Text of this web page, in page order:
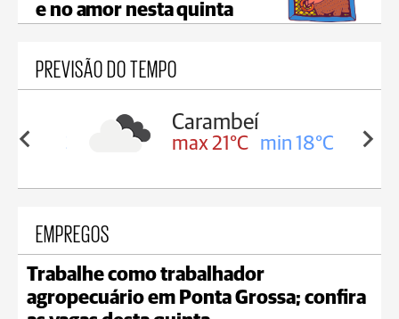
e no amor nesta quinta
PREVISÃO DO TEMPO
19°C
Carambeí
max 21°C min 18°C
EMPREGOS
Trabalhe como trabalhador
agropecuário em Ponta Grossa; confira